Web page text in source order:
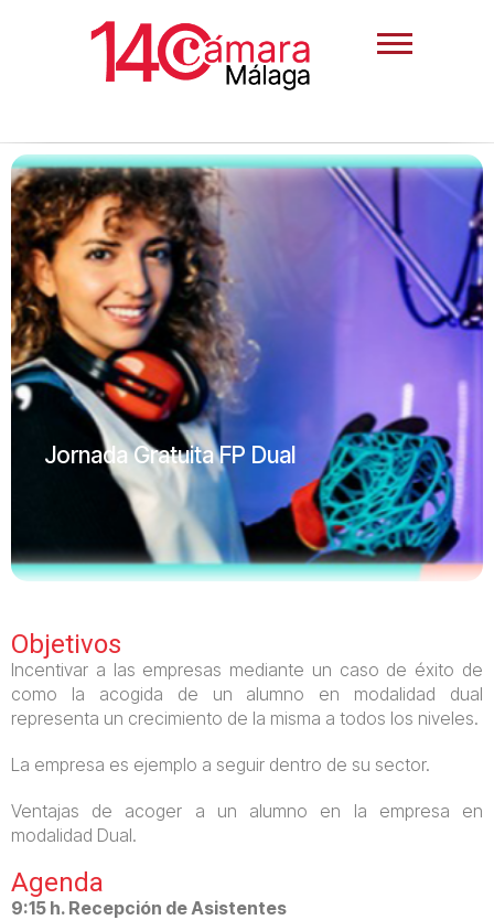
Jornada Gratuita FP Dual
Objetivos
Incentivar a las empresas mediante un caso de éxito de
como la acogida de un alumno en modalidad dual
representa un crecimiento de la misma a todos los niveles.
La empresa es ejemplo a seguir dentro de su sector.
Ventajas de acoger a un alumno en la empresa en
modalidad Dual.
Agenda
9:15 h. Recepción de Asistentes